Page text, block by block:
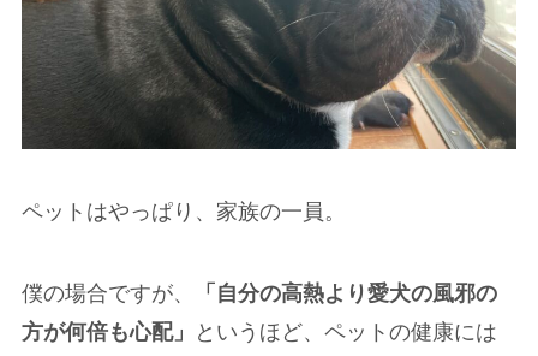
ペットはやっぱり、家族の一員。
僕の場合ですが、
「自分の高熱より愛犬の風邪の
方が何倍も心配」
というほど、ペットの健康には